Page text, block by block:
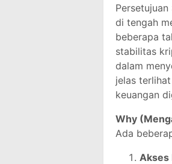
di tengah
beberapa
stabilitas
dalam
jelas
keuangan
Why
Ada
Akses